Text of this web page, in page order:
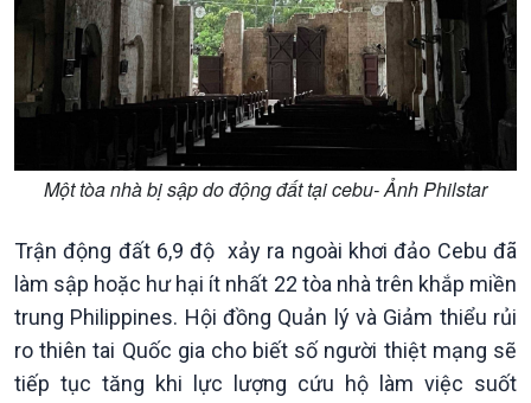
Tin Chính trị
Chính phủ với người dân
Quốc hội với cử tri
Xây dựng đảng
Đảng trong cuộc sống
Nhận diện sự thật
Pháp luật và đời sống
Tin thế giới
Vấn đề quốc tế
Hồ sơ sự kiện quốc tế
Thế giới & Việt Nam
Biên cương - Một dải vững
bền
Một tòa nhà bị sập do động đất tại cebu- Ảnh Philstar
Trận động đất 6,9 độ xảy ra ngoài khơi đảo Cebu đã
làm sập hoặc hư hại ít nhất 22 tòa nhà trên khắp miền
trung Philippines. Hội đồng Quản lý và Giảm thiểu rủi
ro thiên tai Quốc gia cho biết số người thiệt mạng sẽ
tiếp tục tăng khi lực lượng cứu hộ làm việc suốt